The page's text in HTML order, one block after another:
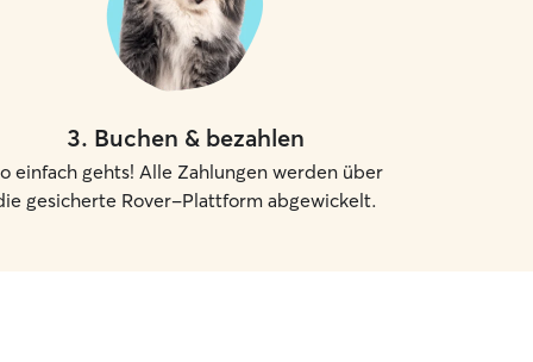
3. Buchen & bezahlen
einfach gehts! Alle Zahlungen werden über
gesicherte Rover-Plattform abgewickelt.